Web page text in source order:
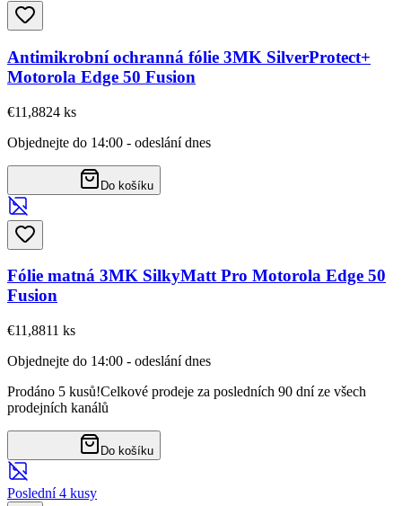
Antimikrobní ochranná fólie 3MK SilverProtect+
Motorola Edge 50 Fusion
€11,8824 ks
Objednejte do 14:00 - odeslání dnes
Do košíku
Fólie matná 3MK SilkyMatt Pro Motorola Edge 50
Fusion
€11,8811 ks
Objednejte do 14:00 - odeslání dnes
Prodáno 5 kusů!Celkové prodeje za posledních 90 dní ze všech
prodejních kanálů
Do košíku
Poslední 4 kusy